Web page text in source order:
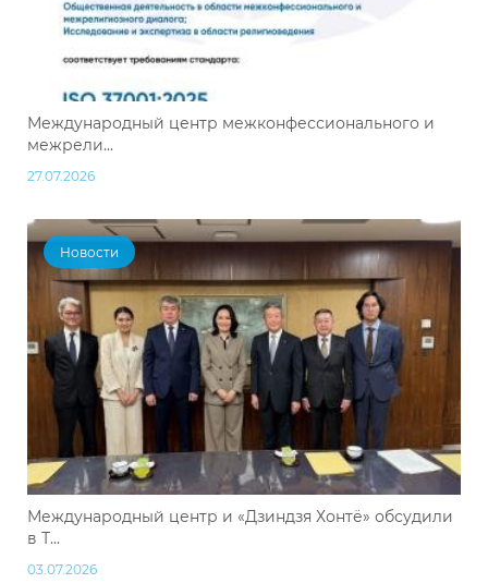
Международный центр межконфессионального и
межрели...
27.07.2026
Новости
Международный центр и «Дзиндзя Хонтё» обсудили
в Т...
03.07.2026